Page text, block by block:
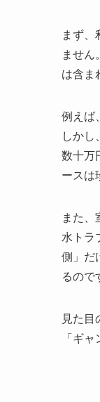
まず、
ません
は含ま
例えば
しかし
数十万
ースは
また、
水トラ
側」だ
るので
見た目
「ギ